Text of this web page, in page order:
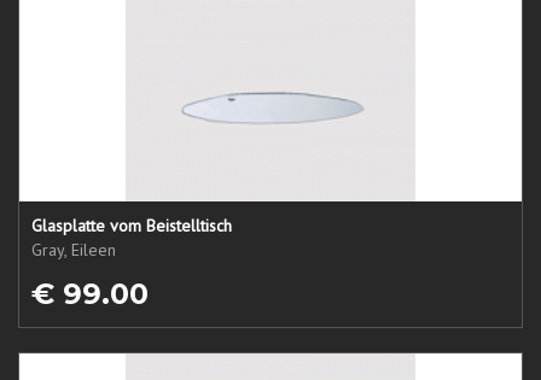
Glasplatte vom Beistelltisch
Gray, Eileen
€ 99.00